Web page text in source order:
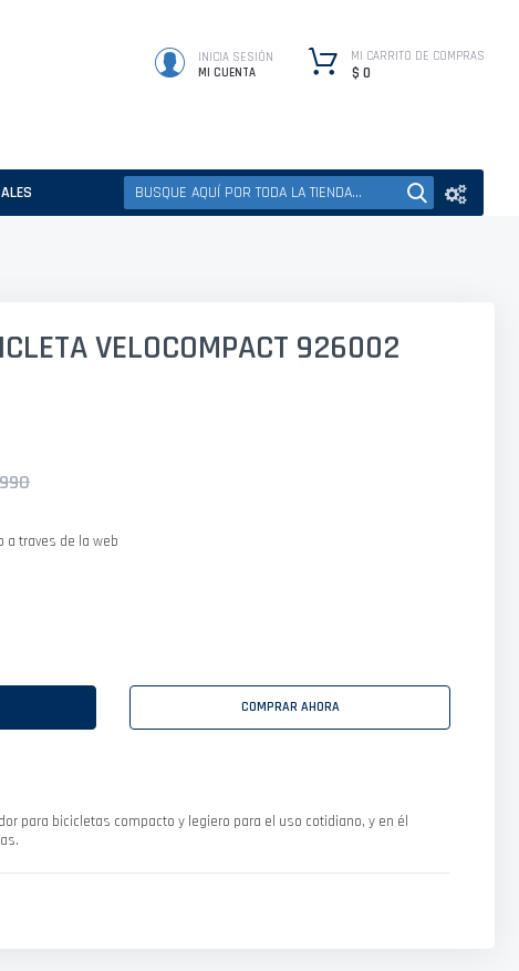
INICIA SESIÓN
MI CUENTA
MI CARRITO DE COMPRAS
$ 0
VELOCOMPACT 926002
a traves de la web
COMPRAR AHORA
para bicicletas compacto y legiero para el uso cotidiano, y en él